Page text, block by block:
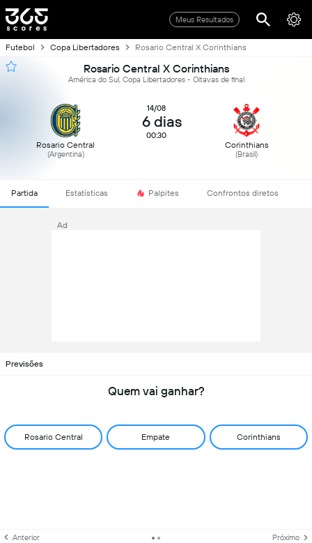
Meus Resultados
Futebol Copa Libertadores Rosario Central X Corinthians
Rosario Central X Corinthians
América do Sul, Copa Libertadores - Oitavas de final
Rosario Central
(Argentina)
14/08
6 dias
00:30
Corinthians
(Brasil)
Partida Estatísticas Palpites Confrontos diretos
Ad
Previsões
Quem vai ganhar?
Rosario Central Empate Corinthians
Anterior Próximo